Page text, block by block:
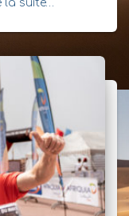
la suite…